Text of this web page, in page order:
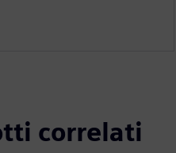
correlati